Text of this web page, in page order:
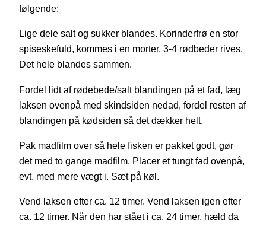
følgende:
Lige dele salt og sukker blandes. Korinderfrø en stor
spiseskefuld, kommes i en morter. 3-4 rødbeder rives.
Det hele blandes sammen.
Fordel lidt af rødebede/salt blandingen på et fad, læg
laksen ovenpå med skindsiden nedad, fordel resten af
blandingen på kødsiden så det dækker helt.
Pak madfilm over så hele fisken er pakket godt, gør
det med to gange madfilm. Placer et tungt fad ovenpå,
evt. med mere vægt i. Sæt på køl.
Vend laksen efter ca. 12 timer. Vend laksen igen efter
ca. 12 timer. Når den har stået i ca. 24 timer, hæld da